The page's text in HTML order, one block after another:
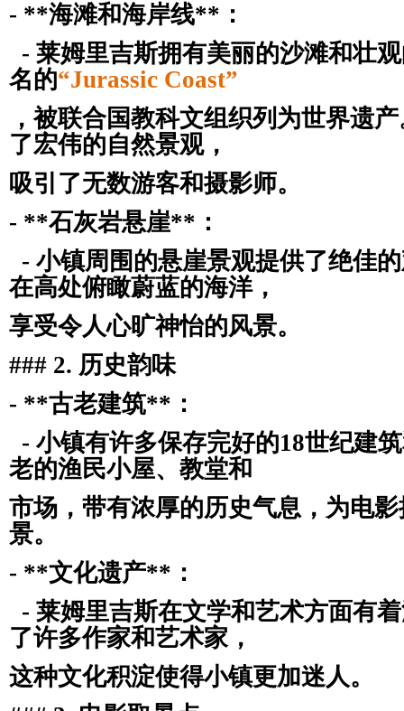
- **海滩和海岸线**：
- 莱姆里吉斯拥有美丽的沙滩和壮
名的“Jurassic Coast”
，被联合国教科文组织列为世界遗
了宏伟的自然景观，
吸引了无数游客和摄影师。
- **石灰岩悬崖**：
- 小镇周围的悬崖景观提供了绝佳
在高处俯瞰蔚蓝的海洋，
享受令人心旷神怡的风景。
### 2. 历史韵味
- **古老建筑**：
- 小镇有许多保存完好的18世纪建
老的渔民小屋、教堂和
市场，带有浓厚的历史气息，为电
景。
- **文化遗产**：
- 莱姆里吉斯在文学和艺术方面有
了许多作家和艺术家，
这种文化积淀使得小镇更加迷人。